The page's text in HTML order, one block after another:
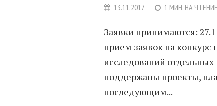
13.11.2017 1 МИН. НА ЧТЕНИЕ
Заявки принимаются:
прием заявок на
исследований отдельных
поддержаны проекты,
последующим...